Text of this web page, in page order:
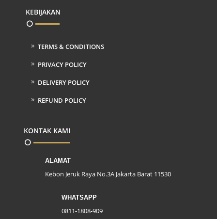
KEBIJAKAN
TERMS & CONDITIONS
PRIVACY POLICY
DELIVERY POLICY
REFUND POLICY
KONTAK KAMI
ALAMAT
Kebon Jeruk Raya No.3A Jakarta Barat 11530
WHATSAPP
0811-1808-909